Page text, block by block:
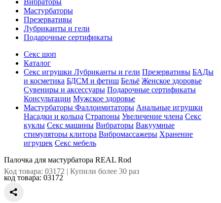
Вибраторы
Мастурбаторы
Презервативы
Лубриканты и гели
Подарочные сертификаты
Секс шоп
Каталог
Секс игрушки Лубриканты и гели Презервативы БАДы
и косметика БДСМ и фетиш Бельё Женское здоровье
Сувениры и аксессуары Подарочные сертификаты
Консультации Мужское здоровье
Мастурбаторы Фаллоимитаторы Анальные игрушки
Насадки и кольца Страпоны Увеличение члена Секс
куклы Секс машины Вибраторы Вакуумные
стимуляторы клитора Вибромассажеры Хранение
игрушек Секс мебель
Палочка для мастурбатора REAL Rod
Код товара: 03172 | Купили более 30 раз
код товара: 03172